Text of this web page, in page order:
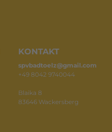
KONTAKT
spvbadtoelz@gmail.com
+49 8042 9740044
Blaika 8
83646 Wackersberg